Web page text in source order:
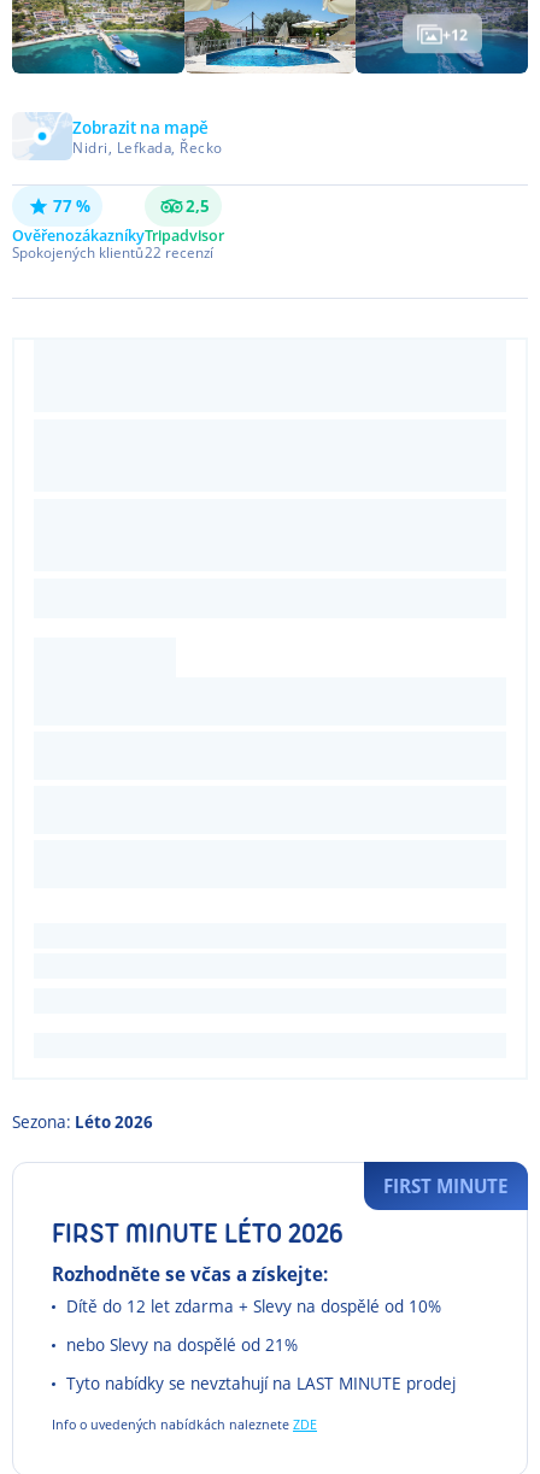
+12
Zobrazit na mapě
Nidri, Lefkada, Řecko
77 %
Ověřenozákazníky
Spokojených klientů
2,5
Tripadvisor
22 recenzí
Sezona: Léto 2026
FIRST MINUTE LÉTO 2026
Rozhodněte se včas a získejte:
Dítě do 12 let zdarma + Slevy na dospělé od 10%
nebo Slevy na dospělé od 21%
Tyto nabídky se nevztahují na LAST MINUTE prodej
Info o uvedených nabídkách naleznete ZDE
FIRST MINUTE